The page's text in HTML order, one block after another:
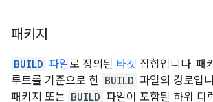
패키지
BUILD 파일로 정의된 타겟 집합입니다. 패
루트를 기준으로 한 BUILD 파일의 경로입
패키지 또는 BUILD 파일이 포함된 하위 디